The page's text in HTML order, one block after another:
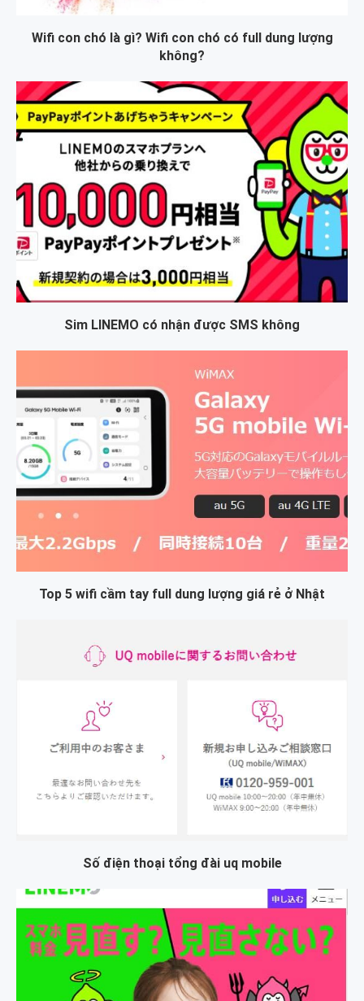
Wifi con chó là gì? Wifi con chó có full dung lượng
không?
Sim LINEMO có nhận được SMS không
Top 5 wifi cầm tay full dung lượng giá rẻ ở Nhật
Số điện thoại tổng đài uq mobile